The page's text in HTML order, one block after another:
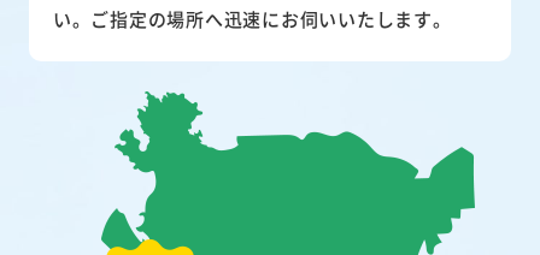
い。ご指定の場所へ迅速にお伺いいたします。